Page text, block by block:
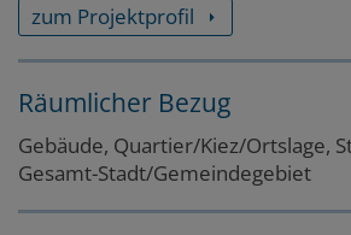
zum Projektprofil
Räumlicher Bezug
Gebäude, Quartier/Kiez/Ortslage,
Gesamt-Stadt/Gemeindegebiet